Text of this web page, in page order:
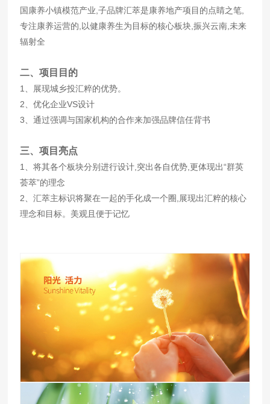
国康养小镇模范产业,子品牌汇萃是康养地产项目的点睛之笔,
专注康养运营的,以健康养生为目标的核心板块,振兴云南,未来
辐射全
二、项目目的
1、展现城乡投汇粹的优势。
2、优化企业VS设计
3、通过强调与国家机构的合作来加强品牌信任背书
三、项目亮点
1、将其各个板块分别进行设计,突出各自优势,更体现出“群英
荟萃”的理念
2、汇萃主标识将聚在一起的手化成一个圈,展现出汇粹的核心
理念和目标。美观且便于记忆